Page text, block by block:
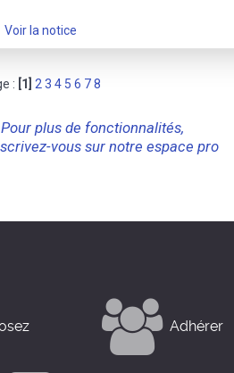
Voir la notice
: [1] 2 3 4 5 6 7 8
plus de fonctionnalités,
vous sur notre espace pro
Adhérer